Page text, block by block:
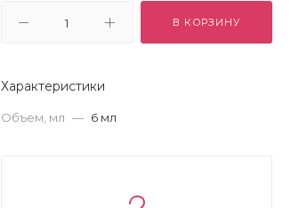
В КОРЗИНУ
Характеристики
Объем, мл — 6 мл